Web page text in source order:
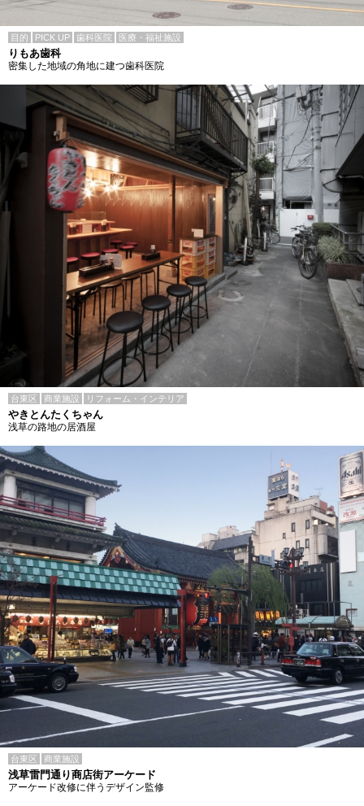
目的 PICK UP 歯科医院 医療・福祉施設
りもあ歯科
密集した地域の角地に建つ歯科医院
台東区 商業施設 リフォーム・インテリア
やきとんたくちゃん
浅草の路地の居酒屋
台東区 商業施設
浅草雷門通り商店街アーケード
アーケード改修に伴うデザイン監修